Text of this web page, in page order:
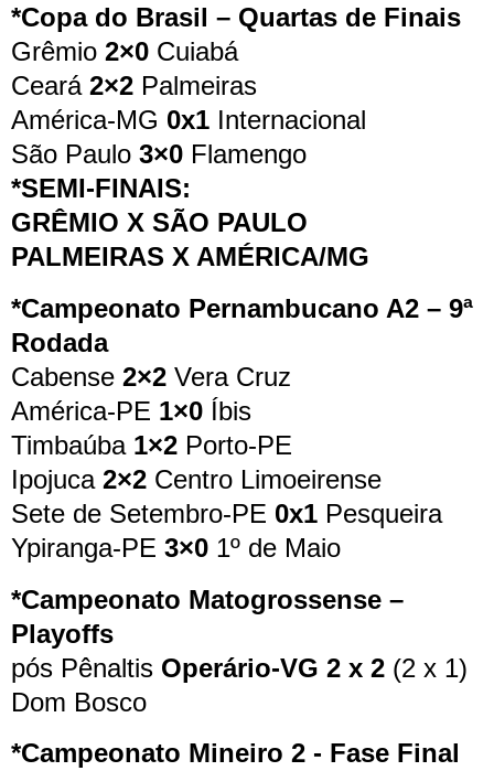
*Copa do Brasil – Quartas de Finais
Grêmio 2×0 Cuiabá
Ceará 2×2 Palmeiras
América-MG 0x1 Internacional
São Paulo 3×0 Flamengo
*SEMI-FINAIS:
GRÊMIO X SÃO PAULO
PALMEIRAS X AMÉRICA/MG
*Campeonato Pernambucano A2 – 9ª
Rodada
Cabense 2×2 Vera Cruz
América-PE 1×0 Íbis
Timbaúba 1×2 Porto-PE
Ipojuca 2×2 Centro Limoeirense
Sete de Setembro-PE 0x1 Pesqueira
Ypiranga-PE 3×0 1º de Maio
*Campeonato Matogrossense –
Playoffs
pós Pênaltis Operário-VG 2 x 2 (2 x 1)
Dom Bosco
*Campeonato Mineiro 2 - Fase Final